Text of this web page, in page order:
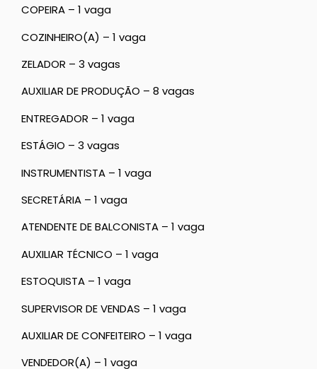
COPEIRA – 1 vaga
COZINHEIRO(A) – 1 vaga
ZELADOR – 3 vagas
AUXILIAR DE PRODUÇÃO – 8 vagas
ENTREGADOR – 1 vaga
ESTÁGIO – 3 vagas
INSTRUMENTISTA – 1 vaga
SECRETÁRIA – 1 vaga
ATENDENTE DE BALCONISTA – 1 vaga
AUXILIAR TÉCNICO – 1 vaga
ESTOQUISTA – 1 vaga
SUPERVISOR DE VENDAS – 1 vaga
AUXILIAR DE CONFEITEIRO – 1 vaga
VENDEDOR(A) – 1 vaga